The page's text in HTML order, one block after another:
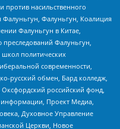
насильственного
Фалуньгун, Коалиция
Фалуньгун в Китае,
Фалуньгун,
политических
современности,
русский обмен, Бард колледж,
российский фонд,
Проект Медиа,
Духовное Управление
Церкви, Новое